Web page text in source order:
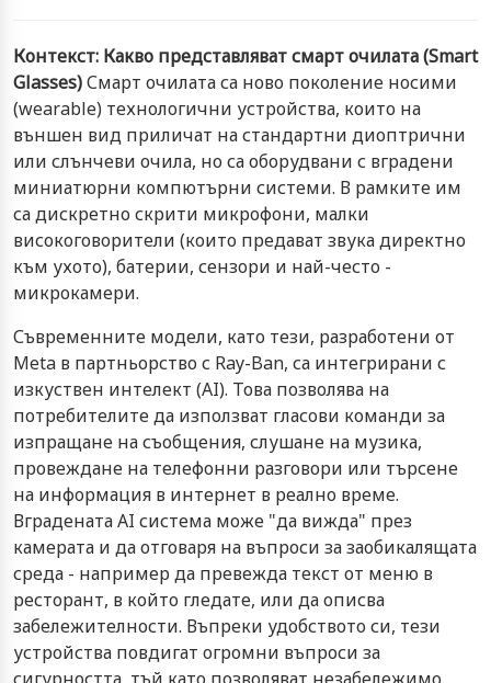
Контекст: Какво представляват смарт очилата (Smart
Glasses)Смарт очилата са ново поколение носими
(wearable) технологични устройства, които на
външен вид приличат на стандартни диоптрични
или слънчеви очила, но са оборудвани с вградени
миниатюрни компютърни системи. В рамките им
са дискретно скрити микрофони, малки
високоговорители (които предават звука директно
към ухото), батерии, сензори и най-често -
микрокамери.
Съвременните модели, като тези, разработени от
Meta в партньорство с Ray-Ban, са интегрирани с
изкуствен интелект (AI). Това позволява на
потребителите да използват гласови команди за
изпращане на съобщения, слушане на музика,
провеждане на телефонни разговори или търсене
на информация в интернет в реално време.
Вградената AI система може "да вижда" през
камерата и да отговаря на въпроси за заобикалящата
среда - например да превежда текст от меню в
ресторант, в който гледате, или да описва
забележителности. Въпреки удобството си, тези
устройства повдигат огромни въпроси за